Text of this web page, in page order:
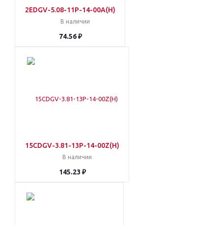
2EDGV-5.08-11P-14-00A(H)
В наличии
74.56 ₽
15CDGV-3.81-13P-14-00Z(H)
В наличии
145.23 ₽